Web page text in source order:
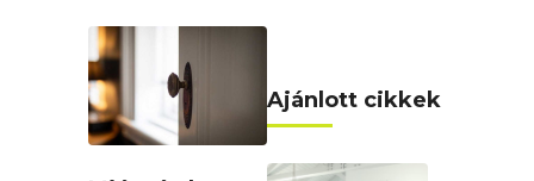
Ajánlott cikkek